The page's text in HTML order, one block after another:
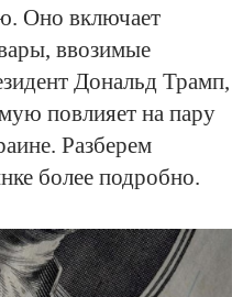
Оно включает
ввозимые
Дональд Трамп,
повлияет на пару
Разберем
более подробно.